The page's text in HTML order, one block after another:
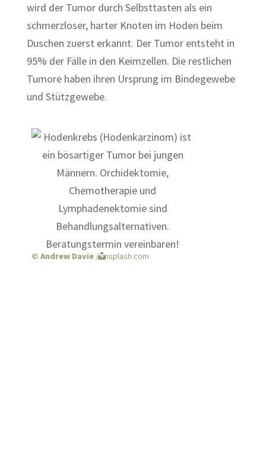
wird der Tumor durch Selbsttasten als ein
schmerzloser, harter Knoten im Hoden beim
Duschen zuerst erkannt. Der Tumor entsteht in
95% der Fälle in den Keimzellen. Die restlichen
Tumore haben ihren Ursprung im Bindegewebe
und Stützgewebe.
© Andrew Davie/ unsplash.com